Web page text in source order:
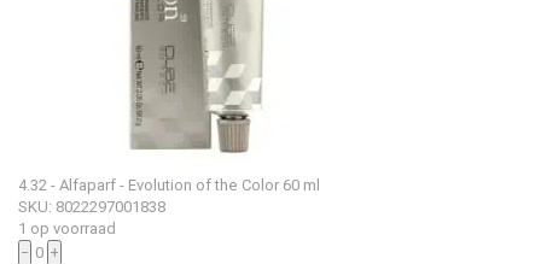
4.32 - Alfaparf - Evolution of the Color 60 ml
SKU: 8022297001838
1 op voorraad
− 0 +